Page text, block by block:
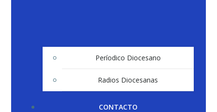
Períodico Diocesano
Radios Diocesanas
CONTACTO